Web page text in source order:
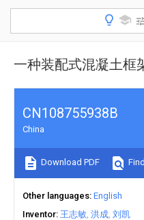
一种装配式混凝土框
CN108755938B
China
Download PDF
Other languages English
Inventor 王志敏 洪成 刘凯